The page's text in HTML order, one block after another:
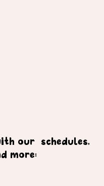
our schedules,
more: